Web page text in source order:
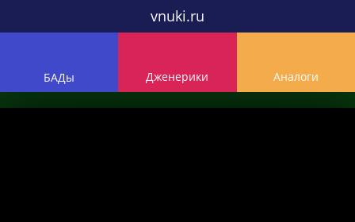
vnuki.ru
БАДы Дженерики Аналоги